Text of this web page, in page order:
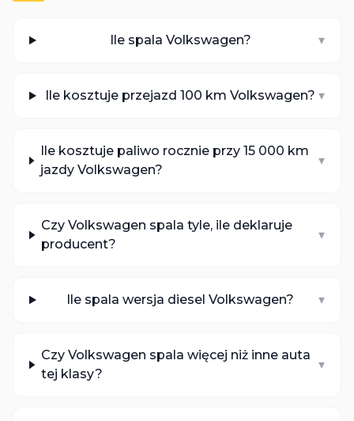
Ile spala Volkswagen? ▾
Ile kosztuje przejazd 100 km Volkswagen? ▾
Ile kosztuje paliwo rocznie przy 15 000 km
jazdy Volkswagen?
▾
Czy Volkswagen spala tyle, ile deklaruje
producent?
▾
Ile spala wersja diesel Volkswagen? ▾
Czy Volkswagen spala więcej niż inne auta
tej klasy?
▾